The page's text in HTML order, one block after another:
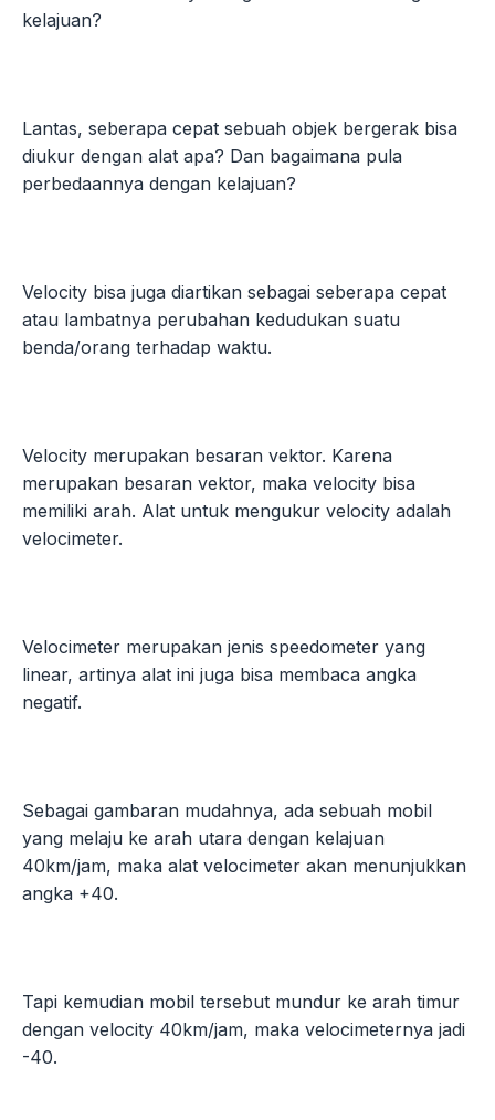
kelajuan?
Lantas, seberapa cepat sebuah objek bergerak bisa
diukur dengan alat apa? Dan bagaimana pula
perbedaannya dengan kelajuan?
Velocity bisa juga diartikan sebagai seberapa cepat
atau lambatnya perubahan kedudukan suatu
benda/orang terhadap waktu.
Velocity merupakan besaran vektor. Karena
merupakan besaran vektor, maka velocity bisa
memiliki arah. Alat untuk mengukur velocity adalah
velocimeter.
Velocimeter merupakan jenis speedometer yang
linear, artinya alat ini juga bisa membaca angka
negatif.
Sebagai gambaran mudahnya, ada sebuah mobil
yang melaju ke arah utara dengan kelajuan
40km/jam, maka alat velocimeter akan menunjukkan
angka +40.
Tapi kemudian mobil tersebut mundur ke arah timur
dengan velocity 40km/jam, maka velocimeternya jadi
-40.